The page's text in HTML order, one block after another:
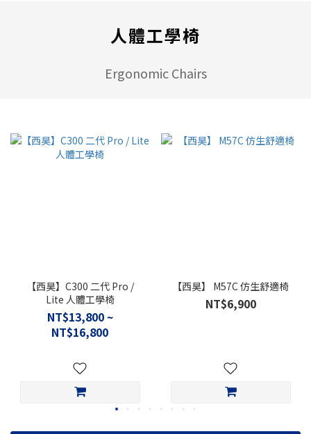
人體工學椅
Ergonomic Chairs
【西昊】C300 二代 Pro /
Lite 人體工學椅
NT$13,800 ~
NT$16,800
【西昊】 M57C 仿生舒適椅
NT$6,900